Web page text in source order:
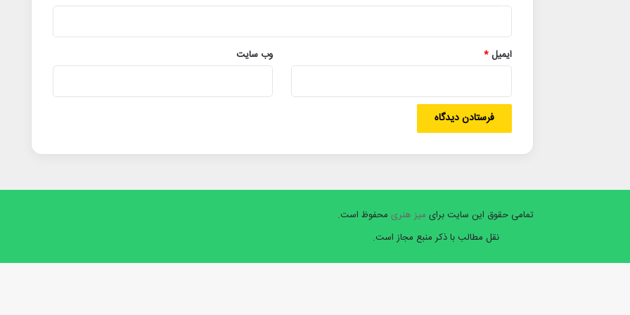
ایمیل* وب‌ سایت
تمامی حقوق این سایت برای میز هنری محفوظ است.
نقل مطالب با ذکر منبع مجاز است.